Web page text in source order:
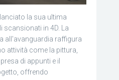
la sua ultima
scansionati in 4D. La
all'avanguardia raffigura
attività come la pittura,
di appunti e il
offrendo